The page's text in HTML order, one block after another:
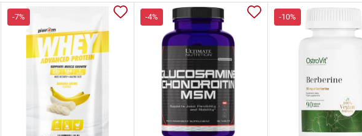
-7% -4% -10%